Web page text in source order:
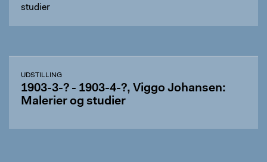
studier
UDSTILLING
1903-3-? - 1903-4-?, Viggo Johansen:
Malerier og studier